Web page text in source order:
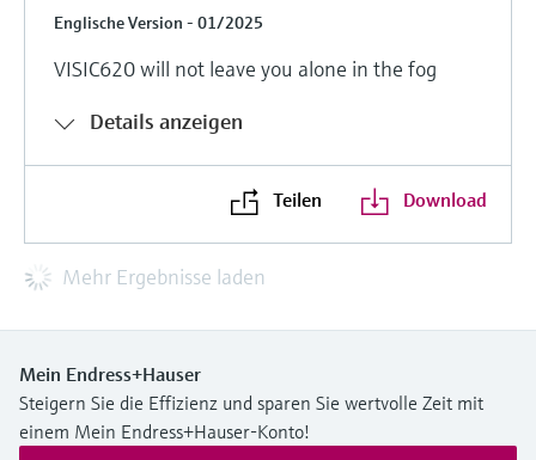
Englische Version - 01/2025
VISIC620 will not leave you alone in the fog
Details anzeigen
Teilen Download
Mehr Ergebnisse laden
Mein Endress+Hauser
Steigern Sie die Effizienz und sparen Sie wertvolle Zeit mit
einem Mein Endress+Hauser-Konto!